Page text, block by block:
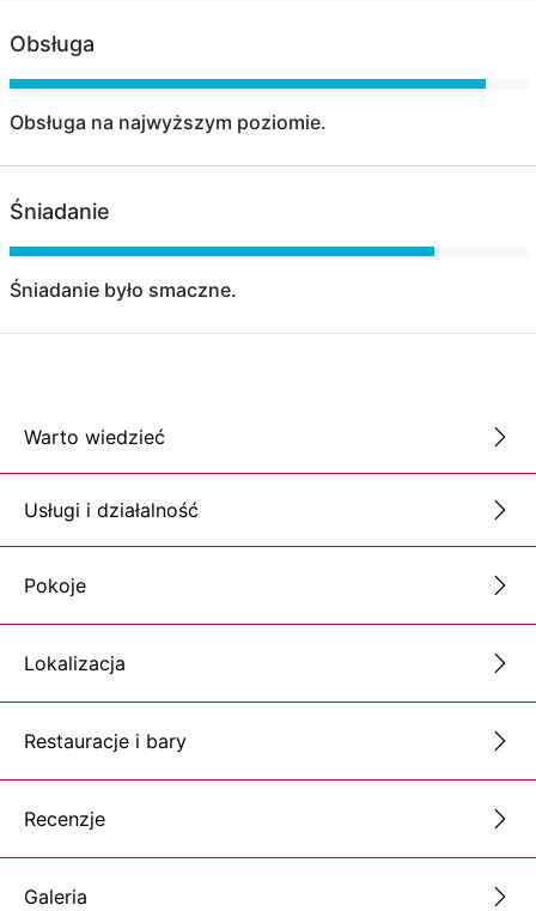
Obsługa
Obsługa na najwyższym poziomie.
Śniadanie
Śniadanie było smaczne.
Warto wiedzieć
Usługi i działalność
Pokoje
Lokalizacja
Restauracje i bary
Recenzje
Galeria